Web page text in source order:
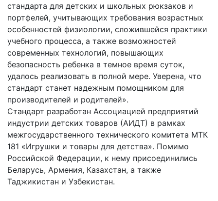
стандарта для детских и школьных рюкзаков и
портфелей, учитывающих требования возрастных
особенностей физиологии, сложившейся практики
учебного процесса, а также возможностей
современных технологий, повышающих
безопасность ребенка в темное время суток,
удалось реализовать в полной мере. Уверена, что
стандарт станет надежным помощником для
производителей и родителей».
Стандарт разработан Ассоциацией предприятий
индустрии детских товаров (АИДТ) в рамках
межгосударственного технического комитета МТК
181 «Игрушки и товары для детства». Помимо
Российской Федерации, к нему присоединились
Беларусь, Армения, Казахстан, а также
Таджикистан и Узбекистан.